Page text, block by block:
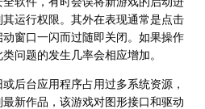
运行权限。其外在表现通常是点击
窗口一闪而过随即关闭。如果操作
问题的发生几率会相应增加。
后台应用程序占用过多系统资源，
新作品，该游戏对图形接口和驱动